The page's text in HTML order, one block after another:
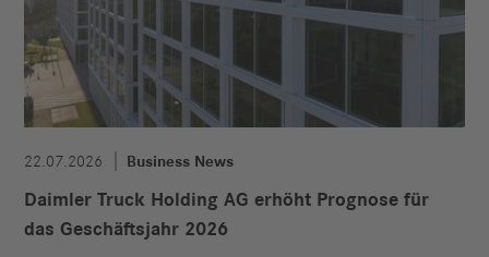
22.07.2026 Business News
Daimler Truck Holding AG erhöht Prognose für
das Geschäftsjahr 2026